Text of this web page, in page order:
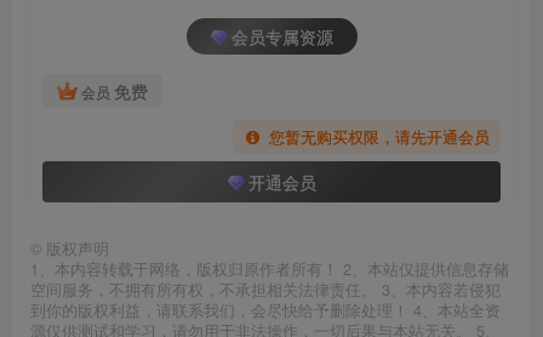
会员专属资源
会员 免费
您暂无购买权限，请先开通会员
开通会员
© 版权声明
1、本内容转载于网络，版权归原作者所有！ 2、本站仅提供信息存储
空间服务，不拥有所有权，不承担相关法律责任。 3、本内容若侵犯
到你的版权利益，请联系我们，会尽快给予删除处理！ 4、本站全资
源仅供测试和学习，请勿用于非法操作，一切后果与本站无关。 5、